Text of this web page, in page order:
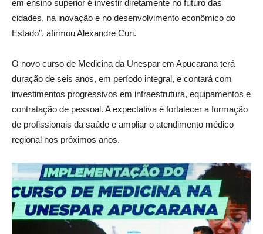
em ensino superior é investir diretamente no futuro das
cidades, na inovação e no desenvolvimento econômico do
Estado”, afirmou Alexandre Curi.
O novo curso de Medicina da Unespar em Apucarana terá
duração de seis anos, em período integral, e contará com
investimentos progressivos em infraestrutura, equipamentos e
contratação de pessoal. A expectativa é fortalecer a formação
de profissionais da saúde e ampliar o atendimento médico
regional nos próximos anos.